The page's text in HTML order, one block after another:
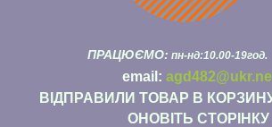
ПРАЦЮЄМО: пн-нд:10.00-
email:
ВІДПРАВИЛИ ТОВАР В
ОНОВІТЬ СТОРІНКУ